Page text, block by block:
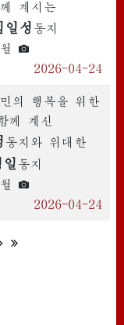
계시는
일성 동지
2026-04-24
의 행복을 위한
께 계신
동지 와 위대한
일 동지
2026-04-24